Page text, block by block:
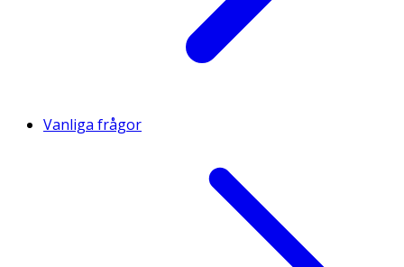
Vanliga frågor